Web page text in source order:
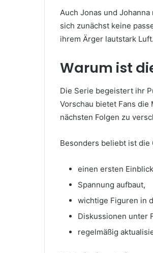
Auch Jonas und
sich zunächst keine
ihrem Ärger lautstark
Warum ist
Die Serie begeistert ihr
Vorschau bietet Fans
nächsten Folgen zu
Besonders beliebt ist die
einen ersten
Spannung aufbaut,
wichtige Figuren in
Diskussionen unter
regelmäßig